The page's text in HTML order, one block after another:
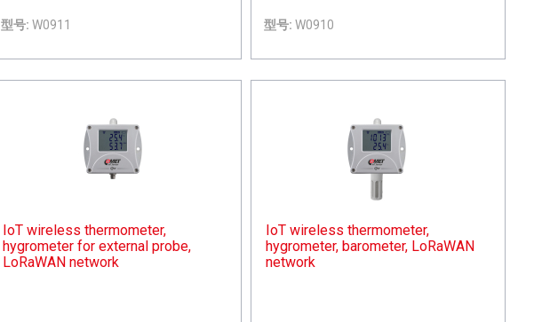
型号: W0911 型号: W0910
IoT wireless thermometer,
hygrometer for external probe,
LoRaWAN network
IoT wireless thermometer,
hygrometer, barometer, LoRaWAN
network